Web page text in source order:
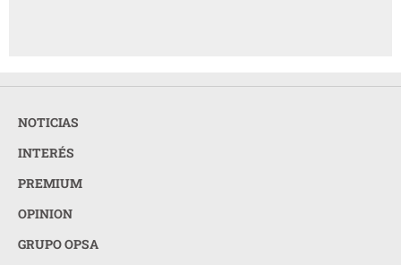
NOTICIAS
INTERÉS
PREMIUM
OPINION
GRUPO OPSA